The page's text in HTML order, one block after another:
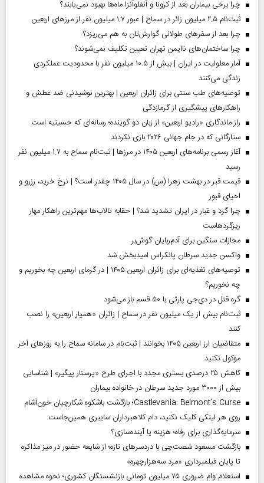
چرا برخی بیماران بعد از کرونا و آنفلوآنزا ماه‌ها بهبود نمی‌یابند؟
ثبت‌نام ۲.۵ میلیون زائر در سماح | عبور ۱.۷ میلیون نفر از مرز‌های اربعین
چرا بعد از سفرهای طولانی گوارش‌تان به هم می‌ریزد؟
چرا ساختمان‌های ناایمن تهران تعیین تکلیف نمی‌شوند؟
آمار معلولیت در ایران | بیش از ۱۰.۵ میلیون نفر با محدودیت عملکردی
زندگی می‌کنند
توصیه‌های طب سنتی برای زائران اربعین | بهترین نوشیدنی ضد عطش و
راهکارهای پیشگیری از گرمازدگی
راز ماندگاری «رادیو اربعین» از زبان دو گوینده؛ رسانه‌ای که حسینیه است
ستارگانی که در جام جهانی ۲۰۲۶ بازی نکردند
آغاز رسمی برنامه‌های اربعین ۱۴۰۵ در مرز‌ها | ثبت‌نام سماح به ۱.۷ میلیون نفر
رسید
قیمت قبر در بهشت زهرا (س) در سال ۱۴۰۵ چقدر است؟ | نرخ خرید، رزرو و
احیای قبور
چرا گرد و غبار در ایران تشدید شد؟ | حقابه تالاب‌ها مهم‌ترین راهکار مهار
ریزگردهاست
مجازات سنگین برای آدم‌ربایان گوش‌بر
واکسن جدید سرطان پانکراس امیدبخش شد
توصیه‌های تغذیه‌ای برای زائران اربعین ۱۴۰۵ | در گرمای اربعین چه بخوریم و
چه نخوریم؟
گره قتل در دی‌جی پارتی با ۵۰ قسم باز می‌شود
ثبت‌نام بیش از یک میلیون نفر در سماح | زائران «همیار اربعین» را نصب
کنند
متقاضیان ارز اربعین ۱۴۰۵ بخوانند | ثبت‌نام در سامانه سماح را به روز‌های آخر
موکول نکنید
کاهش ۲۵ درصدی بستری مجدد با اجرای طرح «پرستار پیگیر» | شناسایی
بیش از ۳۰۰۰ مورد جدید سرطان در خانواده بیماران
Castlevania: Belmont’s Curse؛ بازگشت باشکوه شکارچیان خون‌آشام
روی هر لینکی کلیک نکنید، دام کلاهبرداران سایبری همین‌جاست
سرمایه‌گذاری برای رفاه؛ هزینه یا آینده‌سازی؟
بازگشت مسعود شصت‌چی با دردسر‌های تازه؛ از شایعه حضور در میز مذاکره
تا پایان فیلمبرداری «مرد سه‌هزارچهره»
استعلام وام ضروری ۷۵ میلیون تومانی بازنشستگان کشوری؛ نحوه مشاهده